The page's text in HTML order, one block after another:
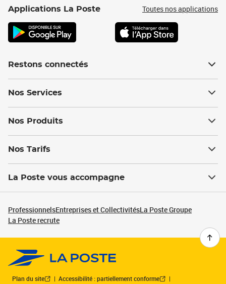
Applications La Poste Toutes nos applications
Restons connectés
Nos Services
Nos Produits
Nos Tarifs
La Poste vous accompagne
ProfessionnelsEntreprises et CollectivitésLa Poste Groupe
La Poste recrute
Plan du site
Accessibilité : partiellement conforme